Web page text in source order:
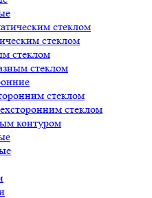
стеклом
стеклом
стеклом
стеклом
стеклом
стеклом
контуром